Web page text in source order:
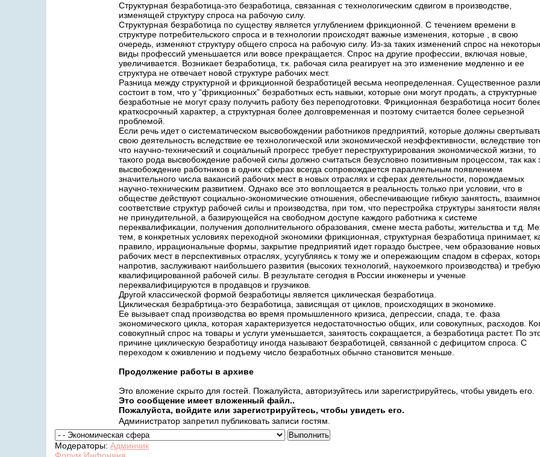
Структурная безработица-это безработица, связанная с технологическим сдвигом в производстве,
изменящей структуру спроса на рабочую силу.
Структурная безработица по существу является углублением фрикционной. С течением времени в
структуре потребительского спроса и в технологии происходят важные изменения, которые , в свою
очередь, изменяют структуру общего спроса на рабочую силу. Из-за таких изменений спрос на
виды профессий уменьшается или вовсе прекращается. Спрос на другие профессии, включая новые,
увеличивается. Возникает безработица, т.к. рабочая сила реагирует на это изменение медленно и ее
структура не отвечает новой структуре рабочих мест.
Разница между структурной и фрикционной безработицей весьма неопределенная. Существенное
состоит в том, что у “фрикционных” безработных есть навыки, которые они могут продать, а структурные
безработные не могут сразу получить работу без переподготовки. Фрикционная безработица носит
краткосрочный характер, а структурная более долговременная и поэтому считается более серьезной
проблемой.
Если речь идет о систематическом высвобождении работников предприятий, которые должны
свою деятельность вследствие ее технологической или экономической неэффективности, вследствие
что научно-технический и социальный прогресс требует переструктурирования экономической жизни, то
такого рода высвобождение рабочей силы должно считаться безусловно позитивным процессом, так как
высвобождение работников в одних сферах всегда сопровождается параллельным появлением
значительного числа вакансий рабочих мест в новых отраслях и сферах деятельности, порождаемых
научно-техническим развитием. Однако все это воплощается в реальность только при условии, что в
обществе действуют социально-экономические отношения, обеспечивающие гибкую занятость,
соответствие структур рабочей силы и производства, при том, что перестройка структуры занятости
не принудительной, а базирующейся на свободном доступе каждого работника к системе
переквалификации, получения дополнительного образования, смене места работы, жительства и т.д.
тем, в конкретных условиях переходной экономики фрикционная, структурная безработица принимает,
правило, иррациональные формы, закрытие предприятий идет гораздо быстрее, чем образование новых
рабочих мест в перспективных отраслях, усугубляясь к тому же и опережающим спадом в сферах,
напротив, заслуживают наибольшего развития (высоких технологий, наукоемкого производства) и
квалифицированной рабочей силы. В результате сегодня в России инженеры и ученые
переквалифицируются в продавцов и грузчиков.
Другой классической формой безработицы является циклическая безработица.
Циклическая безрабртица-это безработица, зависящая от циклов, происходящих в экономике.
Ее вызывает спад производства во время промышленного кризиса, депрессии, спада, т.е. фаза
экономического цикла, которая характеризуется недостаточностью общих, или совокупных, расходов.
совокупный спрос на товары и услуги уменьшается, занятость сокращается, а безработица растет. По
причине циклическую безработицу иногда называют безработицей, связанной с дефицитом спроса. С
переходом к оживлению и подъему число безработных обычно становится меньше.
Продолжение работы в архиве
Это вложение скрыто для гостей. Пожалуйста, авторизуйтесь или зарегистрируйтесь, чтобы увидеть его.
Это сообщение имеет вложенный файл..
Пожалуйста, войдите или зарегистрируйтесь, чтобы увидеть его.
Администратор запретил публиковать записи гостям.
Модераторы: Админчик